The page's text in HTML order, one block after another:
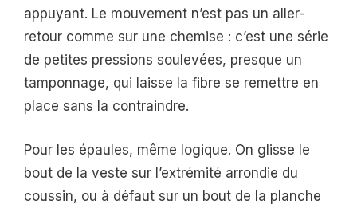
appuyant. Le mouvement n’est pas un aller-
retour comme sur une chemise : c’est une série
de petites pressions soulevées, presque un
tamponnage, qui laisse la fibre se remettre en
place sans la contraindre.
Pour les épaules, même logique. On glisse le
bout de la veste sur l’extrémité arrondie du
coussin, ou à défaut sur un bout de la planche